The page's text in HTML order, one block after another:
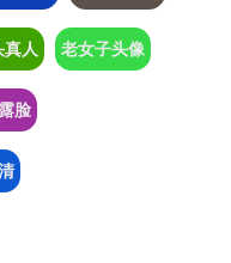
人 老女子头像
脸